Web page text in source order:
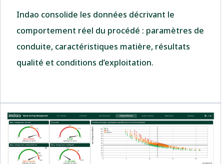
Indao consolide les données décrivant le
comportement réel du procédé : paramètres de
conduite, caractéristiques matière, résultats
qualité et conditions d’exploitation.